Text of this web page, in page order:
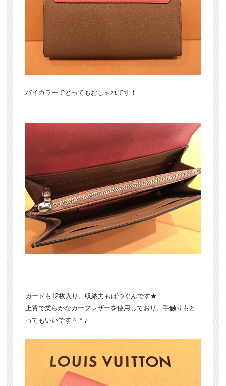
バイカラーでとってもおしゃれです！
カードも12枚入り、収納力もばつぐんです★
上質で柔らかなカーフレザーを使用しており、手触りもと
ってもいいです＾＾♪